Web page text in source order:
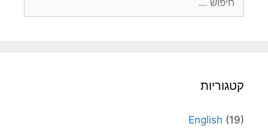
קטגוריות
English (19)